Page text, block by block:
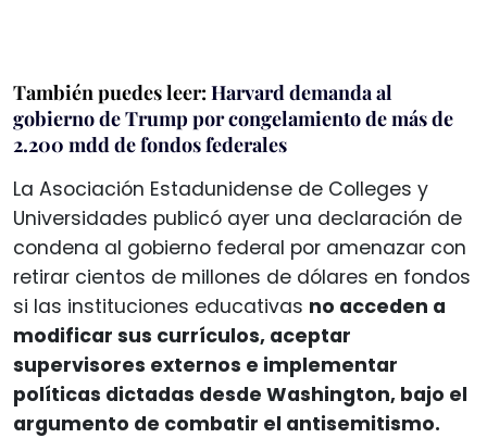
También puedes leer: Harvard demanda al
gobierno de Trump por congelamiento de más de
2.200 mdd de fondos federales
La Asociación Estadunidense de Colleges y
Universidades publicó ayer una declaración de
condena al gobierno federal por amenazar con
retirar cientos de millones de dólares en fondos
si las instituciones educativas no acceden a
modificar sus currículos, aceptar
supervisores externos e implementar
políticas dictadas desde Washington, bajo el
argumento de combatir el antisemitismo.